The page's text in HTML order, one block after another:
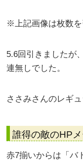
※上記画像は枚数を
5.6回引きましたが
連無しでした。
ささみさんのレギ
誰得の敵のHP
赤7揃いからは「バ